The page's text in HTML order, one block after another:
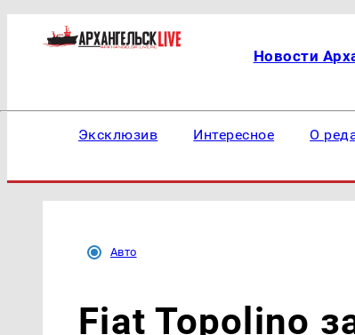
Новости
Эксклюзив Интересное О
Авто
Fiat Topolino